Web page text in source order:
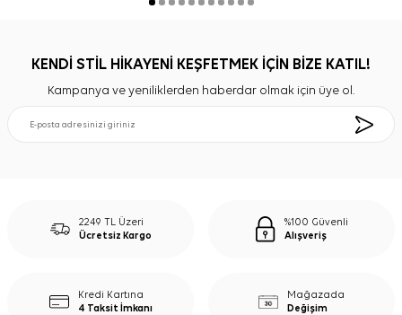
KENDİ STİL HİKAYENİ KEŞFETMEK İÇİN BİZE KATIL!
Kampanya ve yeniliklerden haberdar olmak için üye ol.
2249 TL Üzeri
Ücretsiz Kargo
%100 Güvenli
Alışveriş
Kredi Kartına
4 Taksit İmkanı
Mağazada
Değişim